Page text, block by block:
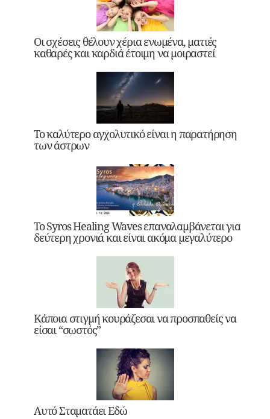
Οι σχέσεις θέλουν χέρια ενωμένα, ματιές
καθαρές και καρδιά έτοιμη να μοιραστεί
Το καλύτερο αγχολυτικό είναι η παρατήρηση
των άστρων
Το Syros Healing Waves επαναλαμβάνεται για
δεύτερη χρονιά και είναι ακόμα μεγαλύτερο
Κάποια στιγμή κουράζεσαι να προσπαθείς να
είσαι “σωστός”
Αυτό Σταματάει Εδώ